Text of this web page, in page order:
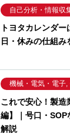
自己分析・情報収
トヨタカレンダ
日・休みの仕組
機械・電気・電子,
これで安心！製造
編】｜号口・
解説